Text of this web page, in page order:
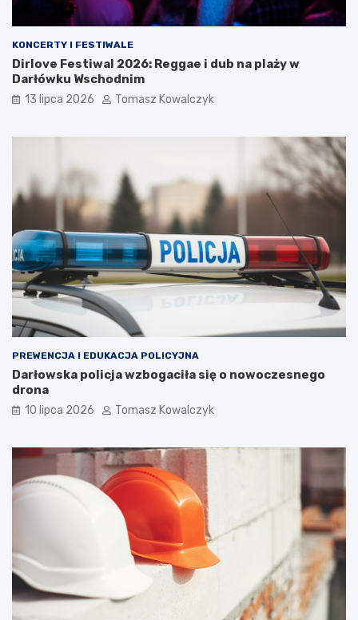
KONCERTY I FESTIWALE
Dirlove Festiwal 2026: Reggae i dub na plaży w
Darłówku Wschodnim
13 lipca 2026 Tomasz Kowalczyk
PREWENCJA I EDUKACJA POLICYJNA
Darłowska policja wzbogaciła się o nowoczesnego
drona
10 lipca 2026 Tomasz Kowalczyk